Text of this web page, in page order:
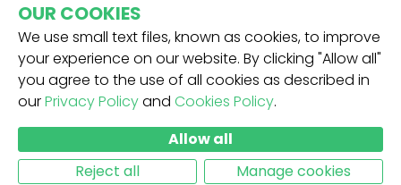
MEHR INFOS
ERHALTE UNSEREN NEWSLETTER -
ABSCHICKEN
OUR COOKIES
We use small text files, known as cookies, to improve
your experience on our website. By clicking "Allow all"
you agree to the use of all cookies as described in
ourPrivacy Policyand Cookies Policy.
Allow all
Reject all
Manage cookies